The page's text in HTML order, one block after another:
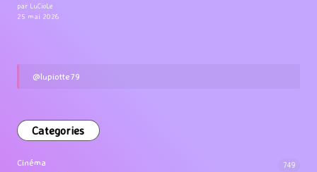
par LuCioLe
25 mai 2026
@lupiotte79
Categories
Cinéma 749